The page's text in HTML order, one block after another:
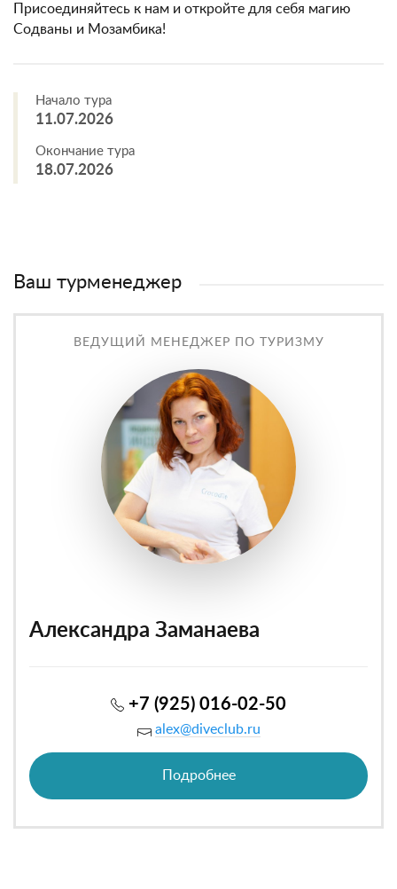
Присоединяйтесь к нам и откройте для себя магию
Содваны и Мозамбика!
Начало тура
11.07.2026
Окончание тура
18.07.2026
Ваш турменеджер
ВЕДУЩИЙ МЕНЕДЖЕР ПО ТУРИЗМУ
Александра Заманаева
+7 (925) 016-02-50
alex@diveclub.ru
Подробнее